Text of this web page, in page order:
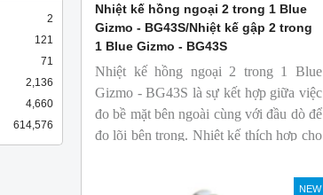
2
121
71
2,136
4,660
614,576
Nhiệt kế hồng ngoại 2 trong 1 Blue
Gizmo - BG43S/Nhiệt kế gập 2 trong
1 Blue Gizmo - BG43S
Nhiệt kế hồng ngoại 2 trong 1 Blue
Gizmo - BG43S là sự kết hợp giữa việc
đo bề mặt bên ngoài cùng với đầu dò để
đo lõi bên trong. Nhiệt kế thích hợp cho
NEW